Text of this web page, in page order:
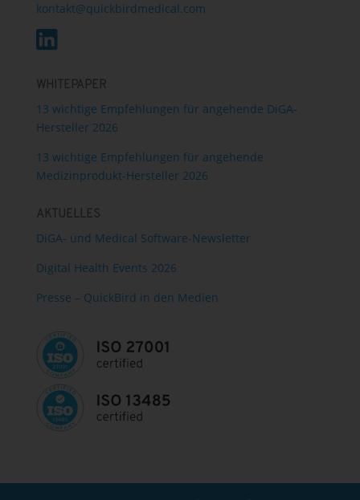
kontakt@quickbirdmedical.com
WHITEPAPER
13 wichtige Empfehlungen für angehende DiGA-
Hersteller 2026
13 wichtige Empfehlungen für angehende
Medizinprodukt-Hersteller 2026
AKTUELLES
DiGA- und Medical Software-Newsletter
Digital Health Events 2026
Presse – QuickBird in den Medien